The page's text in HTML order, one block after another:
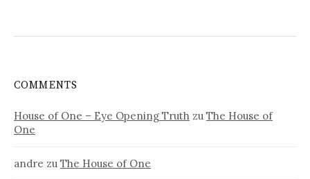
COMMENTS
House of One – Eye Opening Truth zu The House of
One
andre zu The House of One